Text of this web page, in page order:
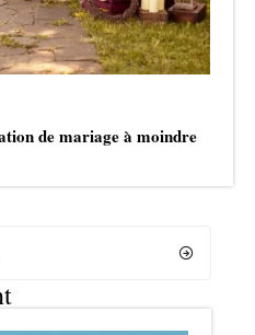
de mariage à moindre